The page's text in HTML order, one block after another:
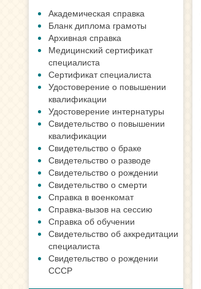
Академическая справка
Бланк диплома грамоты
Архивная справка
Медицинский сертификат
специалиста
Сертификат специалиста
Удостоверение о повышении
квалификации
Удостоверение интернатуры
Свидетельство о повышении
квалификации
Свидетельство о браке
Свидетельство о разводе
Свидетельство о рождении
Свидетельство о смерти
Справка в военкомат
Справка-вызов на сессию
Справка об обучении
Свидетельство об аккредитации
специалиста
Свидетельство о рождении
СССР